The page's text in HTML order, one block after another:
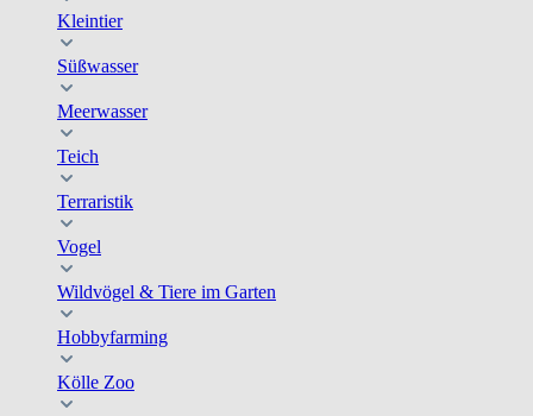
Kleintier
Süßwasser
Meerwasser
Teich
Terraristik
Vogel
Wildvögel & Tiere im Garten
Hobbyfarming
Kölle Zoo